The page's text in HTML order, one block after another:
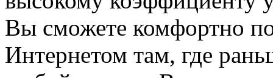
Вы сможете комфортно
Интернетом там, где